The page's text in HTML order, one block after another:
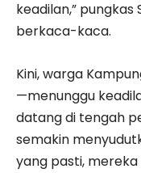
keadilan,”
berkaca-kaca.
Kini, warga
—menunggu
datang di tengah
semakin
yang pasti,